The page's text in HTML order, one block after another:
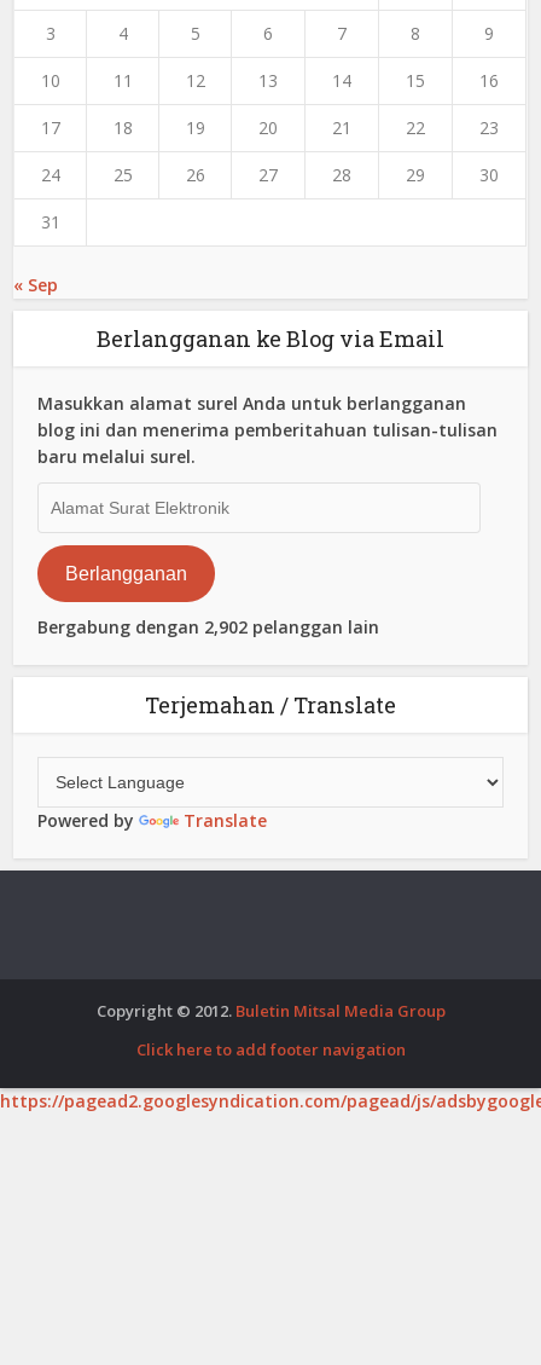
3 4 5 6 7 8 9
10 11 12 13 14 15 16
17 18 19 20 21 22 23
24 25 26 27 28 29 30
31
« Sep
Berlangganan ke Blog via Email
Masukkan alamat surel Anda untuk berlangganan
blog ini dan menerima pemberitahuan tulisan-tulisan
baru melalui surel.
Surat
Elektronik
Berlangganan
Bergabung dengan 2,902 pelanggan lain
Terjemahan / Translate
Powered by Translate
Copyright © 2012. Buletin Mitsal Media Group
Click here to add footer navigation
https://pagead2.googlesyndication.com/pagead/js/